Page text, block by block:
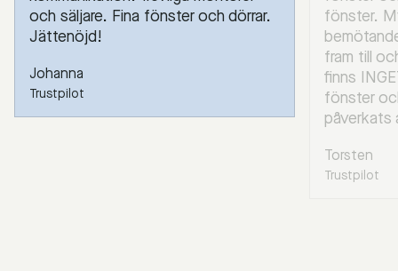
och säljare. Fina fönster och dörrar.
Jättenöjd!
Johanna
Trustpilot
fönster.
fram till
finns
fönster
påverkats
Torsten
Trustpilot